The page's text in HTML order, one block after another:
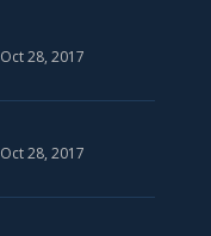
Oct 28, 2017
Oct 28, 2017